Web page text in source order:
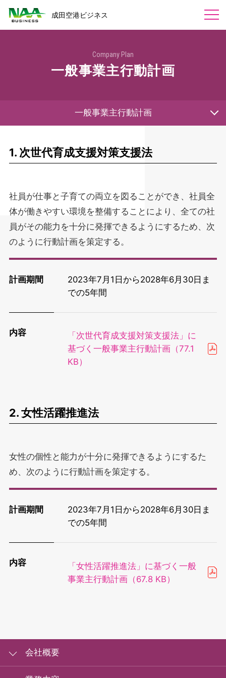
成田空港ビジネス
労働者派遣事業の状況
関連リンク
業務内容
受付サービス業務
調査サービス
カート回収・エスカレーターご利用案内
派遣・職業紹介
派遣・職業紹介
Company Plan
一般事業主行動計画
一般事業主行動計画
組織図
労働者派遣事業の状況
関連リンク
福利厚生
1. 次世代育成支援対策支援法
社員が仕事と子育ての両立を図ることができ、社員全
体が働きやすい環境を整備することにより、全ての社
員がその能力を十分に発揮できるようにするため、次
のように行動計画を策定する。
計画期間
2023年7月1日から2028年6月30日ま
での5年間
内容
「次世代育成支援対策支援法」に
基づく一般事業主行動計画（77.1
KB）
2. 女性活躍推進法
女性の個性と能力が十分に発揮できるようにするた
め、次のように行動計画を策定する。
計画期間
2023年7月1日から2028年6月30日ま
での5年間
内容
「女性活躍推進法」に基づく一般
事業主行動計画（67.8 KB）
会社概要
会社概要